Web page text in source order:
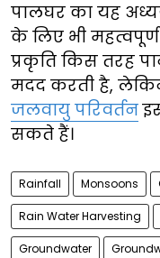
पालघर का यह
के लिए भी
प्रकृति किस तरह
मदद करती है,
जलवायु परिवर्तन
सकते हैं।
Rainfall Monsoons
Rain Water Harvesting
Groundwater